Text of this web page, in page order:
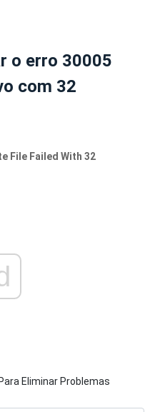
o erro 30005
com 32
File Failed With 32
Eliminar Problemas